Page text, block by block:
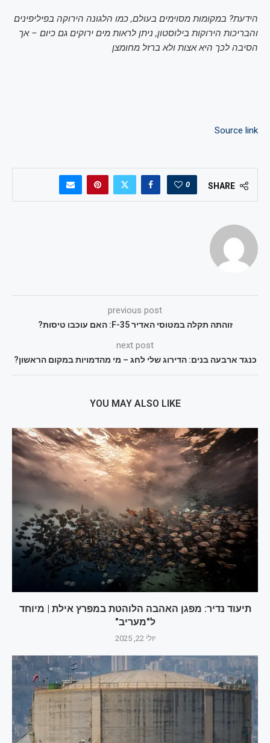
הידעת? במקומות מסוימים בעולם, כמו הלגונה הירוקה בפיליפינים
והבריכות הירוקות בילוסטון, ניתן לראות מים ירוקים גם כיום – אך
הסיבה לכך היא אצות ולא ברזל מחומצן
Source link
SHARE
0
previous post
זוהתה תקלה במטוסי האדיר F-35: האם עוכבו טיסות?
next post
כנגד ארבעה בנים: הדירוג שלי לחג – מי מהדמויות במקום הראשון?
YOU MAY ALSO LIKE
תיעוד נדיר: מפגן האהבה הלוהטת במפרץ אילת | מיוחד
ל"מעריב"
יולי 22, 2025